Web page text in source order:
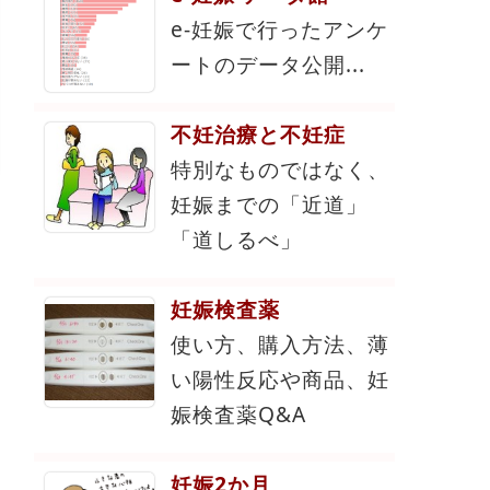
e-妊娠で行ったアンケ
ートのデータ公開...
不妊治療と不妊症
特別なものではなく、
妊娠までの「近道」
「道しるべ」
妊娠検査薬
使い方、購入方法、薄
い陽性反応や商品、妊
娠検査薬Q&A
妊娠2か月